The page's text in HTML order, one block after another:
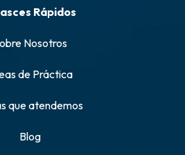
Rápidos
Nosotros
de Práctica
que atendemos
Blog